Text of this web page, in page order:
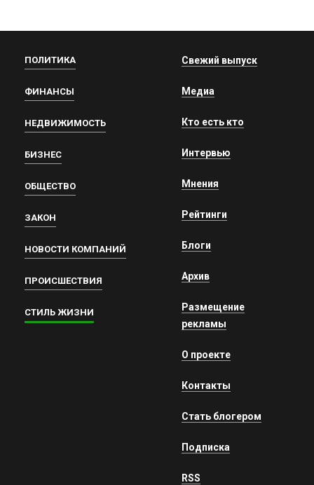
ПОЛИТИКА
ФИНАНСЫ
НЕДВИЖИМОСТЬ
БИЗНЕС
ОБЩЕСТВО
ЗАКОН
НОВОСТИ КОМПАНИЙ
ПРОИСШЕСТВИЯ
СТИЛЬ ЖИЗНИ
Свежий выпуск
Медиа
Кто есть кто
Интервью
Мнения
Рейтинги
Блоги
Архив
Размещение
рекламы
О проекте
Контакты
Стать блогером
Подписка
RSS